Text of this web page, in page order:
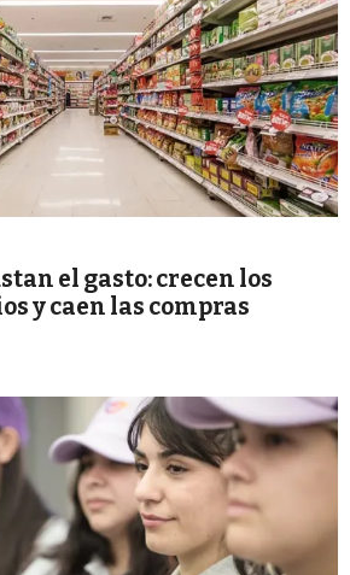
el gasto: crecen los
y caen las compras